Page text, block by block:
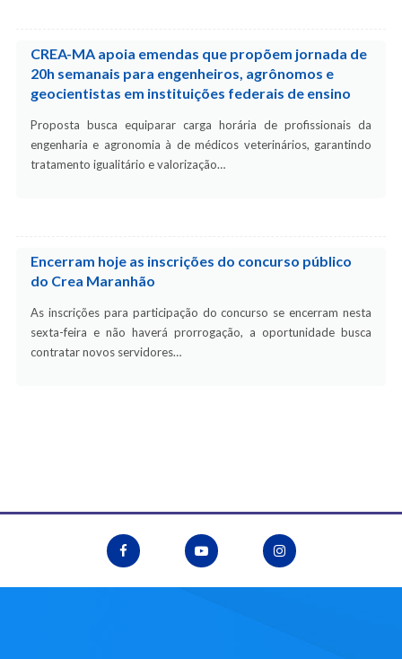
CREA-MA apoia emendas que propõem jornada de
20h semanais para engenheiros, agrônomos e
geocientistas em instituições federais de ensino
Proposta busca equiparar carga horária de profissionais da
engenharia e agronomia à de médicos veterinários, garantindo
tratamento igualitário e valorização…
Encerram hoje as inscrições do concurso público
do Crea Maranhão
As inscrições para participação do concurso se encerram nesta
sexta-feira e não haverá prorrogação, a oportunidade busca
contratar novos servidores…